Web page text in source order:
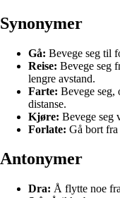
Synonymer
Gå: Bevege seg til
Reise: Bevege seg
lengre avstand.
Farte: Bevege seg,
distanse.
Kjøre: Bevege seg
Forlate: Gå bort fra
Antonymer
Dra: Å flytte noe